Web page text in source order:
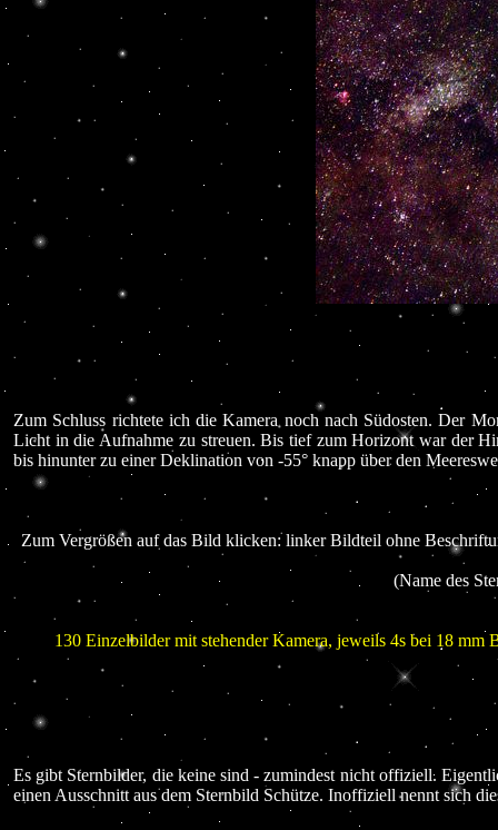
Zum Schluss richtete ich die Kamera noch nach Südosten. Der
Licht in die Aufnahme zu streuen. Bis tief zum Horizont war der
bis hinunter zu einer Deklination von -55° knapp über den
Zum Vergrößen auf das Bild klicken: linker Bildteil ohne
(Name des
130 Einzelbilder mit stehender Kamera, jeweils 4s bei 18 mm
Es gibt Sternbilder, die keine sind - zumindest nicht offiziell.
einen Ausschnitt aus dem Sternbild Schütze. Inoffiziell nennt sich